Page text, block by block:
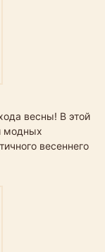
весны! В этой
модных
весеннего